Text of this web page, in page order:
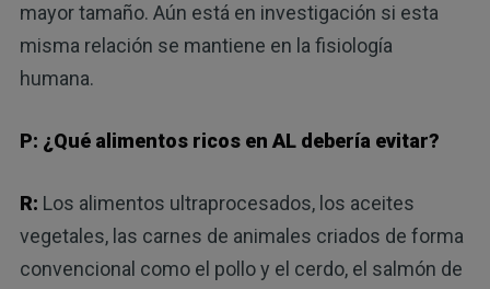
mayor tamaño. Aún está en investigación si esta
misma relación se mantiene en la fisiología
humana.
P: ¿Qué alimentos ricos en AL debería evitar?
R: Los alimentos ultraprocesados, los aceites
vegetales, las carnes de animales criados de forma
convencional como el pollo y el cerdo, el salmón de